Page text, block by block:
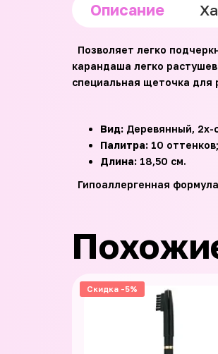
Описание
Позволяет легко
карандаша легко
специальная щеточка для
Вид: Деревянный, 2х-
Палитра: 10 оттенков;
Длина: 18,50 см.
Гипоаллергенная
Скидка -5%